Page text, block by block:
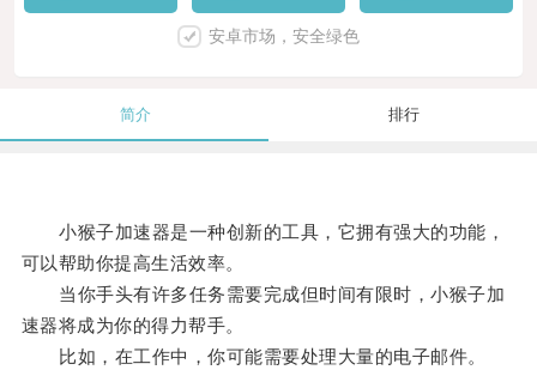
安卓市场，安全绿色
简介 排行
小猴子加速器是一种创新的工具，它拥有强大的功能，
可以帮助你提高生活效率。
当你手头有许多任务需要完成但时间有限时，小猴子加
速器将成为你的得力帮手。
比如，在工作中，你可能需要处理大量的电子邮件。